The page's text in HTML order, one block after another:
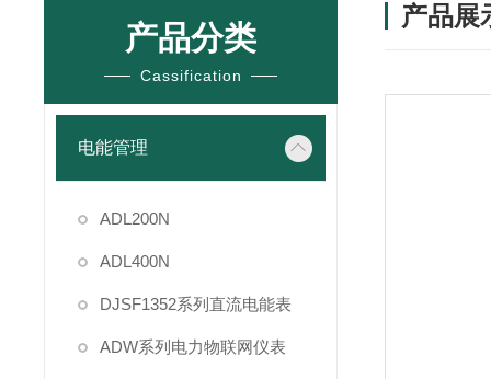
产品分类
Cassification
电能管理
ADL200N
ADL400N
DJSF1352系列直流电能表
ADW系列电力物联网仪表
产品展